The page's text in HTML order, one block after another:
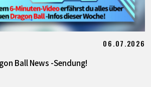
06.07.2026
Ball News -Sendung!